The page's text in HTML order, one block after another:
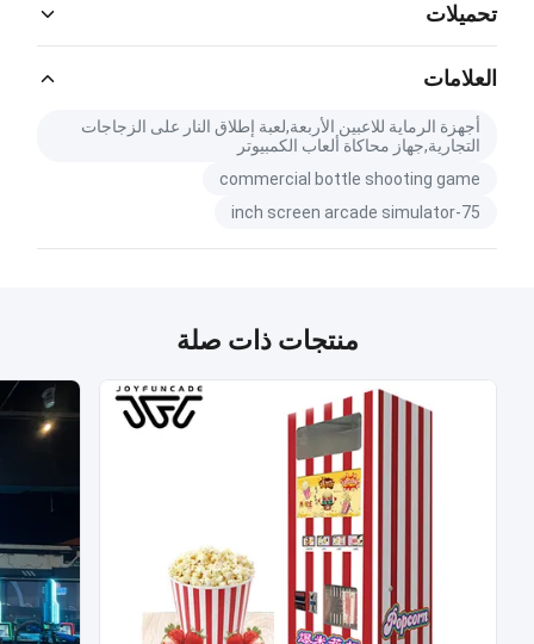
تحميلات
PDF
Catalog Download.pdfالعلامات
أجهزة الرماية للاعبين الأربعة,لعبة إطلاق النار على الزجاجات
التجارية,جهاز محاكاة ألعاب الكمبيوتر
commercial bottle shooting game
75-inch screen arcade simulator
منتجات ذات صلة